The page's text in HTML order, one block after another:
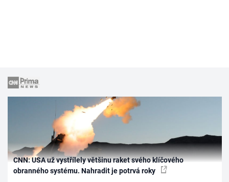
CNN: USA už vystřílely většinu raket svého klíčového
obranného systému. Nahradit je potrvá roky